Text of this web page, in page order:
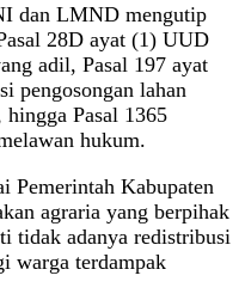
dan LMND mengutip
28D ayat (1) UUD
adil, Pasal 197 ayat
pengosongan lahan
hingga Pasal 1365
hukum.
Pemerintah Kabupaten
agraria yang berpihak
tidak adanya redistribusi
warga terdampak